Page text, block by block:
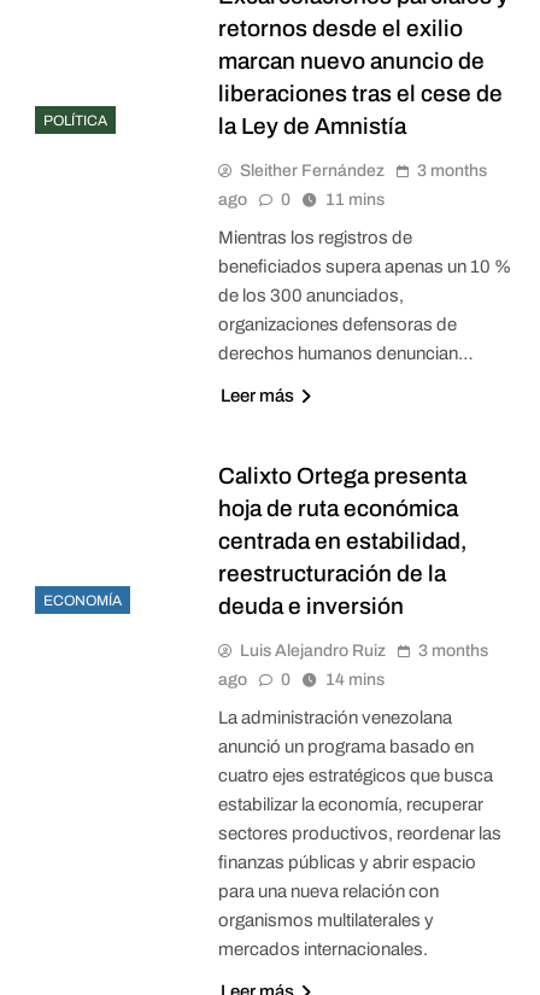
POLÍTICA
retornos desde el exilio
marcan nuevo anuncio de
liberaciones tras el cese de
la Ley de Amnistía
Sleither Fernández
3 months
ago
0 11 mins
Mientras los registros de
beneficiados supera apenas un 10 %
de los 300 anunciados,
organizaciones defensoras de
derechos humanos denuncian…
Leer más
ECONOMÍA
Calixto Ortega presenta
hoja de ruta económica
centrada en estabilidad,
reestructuración de la
deuda e inversión
Luis Alejandro Ruiz
3 months
ago
0 14 mins
La administración venezolana
anunció un programa basado en
cuatro ejes estratégicos que busca
estabilizar la economía, recuperar
sectores productivos, reordenar las
finanzas públicas y abrir espacio
para una nueva relación con
organismos multilaterales y
mercados internacionales.
Leer más